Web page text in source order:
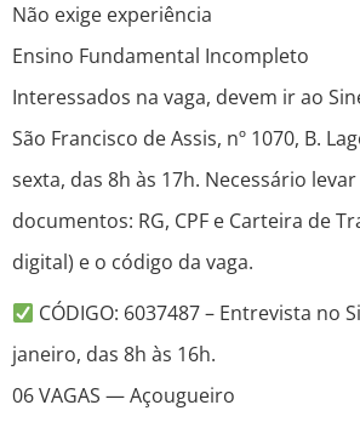
Não exige experiência
Ensino Fundamental Incompleto
Interessados na vaga, devem ir ao
São Francisco de Assis, nº 1070, B.
sexta, das 8h às 17h. Necessário
documentos: RG, CPF e Carteira de
digital) e o código da vaga.
CÓDIGO: 6037487 – Entrevista no
janeiro, das 8h às 16h.
06 VAGAS — Açougueiro